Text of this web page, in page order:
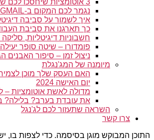
3 אוטומציות שיחסכו לכם שעות של עבודה
נגמר לכם המקום ב-GMAIL?
איך לשמור על סביבה
כך תארגנו את סביבת
חשבוניות דיגיטליות,
פומדורו – שיטה סופר
ניצול זמן – סיפור האבנים
מיומנה של המג'נגלת
האם העסק שלך מוכן
יום האישה 2024
מדולה לאשת אוטומציות –
את עובדת בערב?
השראה שתעזור לכם לג'נגל
צרו קשר
התוכן המבוקש מוגן בסיסמה. כדי לצפות בו,